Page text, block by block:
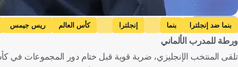
Getty Images
بنما ضد إنجلترا بنما إنجلترا كأس العالم ريس جيمس
ورطة للمدرب الألماني
تلقى المنتخب الإنجليزي، ضربة قوية قبل ختام دور المجموعات